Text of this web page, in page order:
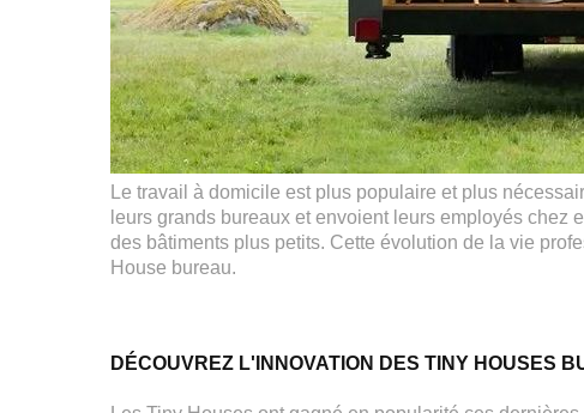
Le travail à domicile est plus populaire et plus
leurs grands bureaux et envoient leurs employés chez
des bâtiments plus petits. Cette évolution de la vie
House bureau.
DÉCOUVREZ L'INNOVATION DES TINY HOUSES